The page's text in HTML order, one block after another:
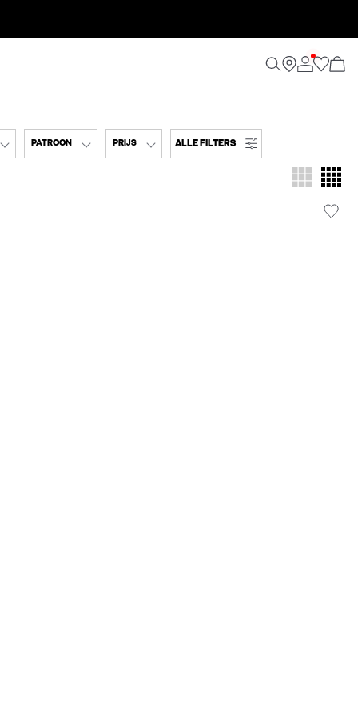
PATROON PRIJS ALLE FILTERS